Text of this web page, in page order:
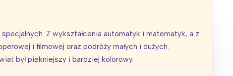
Z wykształcenia automatyk i matematyk, a z
i filmowej oraz podróży małych i dużych.
był piękniejszy i bardziej kolorowy.